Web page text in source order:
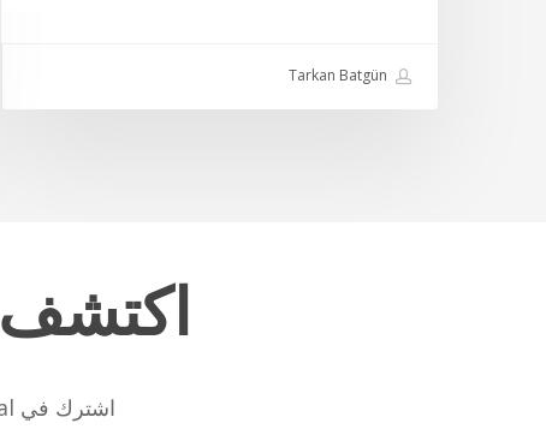
اكتشف
اشترك في Football Data Journal نصف الأسبوعية. لا البريد المزعج، والموهبة فقط!